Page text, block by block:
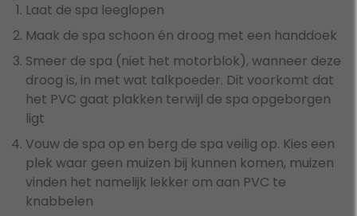
Laat de spa leeglopen
Maak de spa schoon én droog met een handdoek
Smeer de spa (niet het motorblok), wanneer deze
droog is, in met wat talkpoeder. Dit voorkomt dat
het PVC gaat plakken terwijl de spa opgeborgen
ligt
Vouw de spa op en berg de spa veilig op. Kies een
plek waar geen muizen bij kunnen komen, muizen
vinden het namelijk lekker om aan PVC te
knabbelen